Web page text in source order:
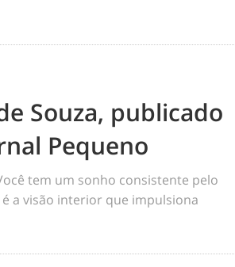
Souza, publicado
Pequeno
Você tem um sonho consistente pelo
a visão interior que impulsiona